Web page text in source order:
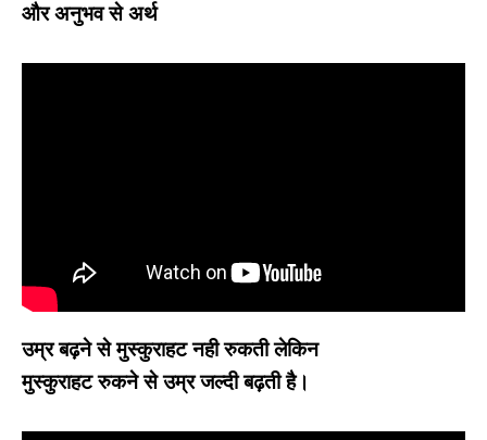
और अनुभव से अर्थ
उम्र बढ़ने से मुस्कुराहट नही रुकती लेकिन
मुस्कुराहट रुकने से उम्र जल्दी बढ़ती है।